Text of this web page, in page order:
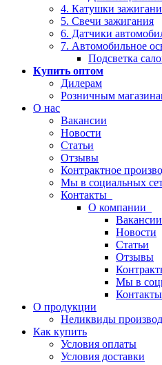
4. Катушки
5. Свечи зажигания
6. Датчики
7. Автомобильное
Подсветка
Купить оптом
Дилерам
Розничным
О нас
Вакансии
Новости
Статьи
Отзывы
Контрактное
Мы в социальных
Контакты
О компании
Вакансии
Новости
Статьи
Отзывы
Мы в
Контакты
О продукции
Неликвиды
Как купить
Условия оплаты
Условия доставки